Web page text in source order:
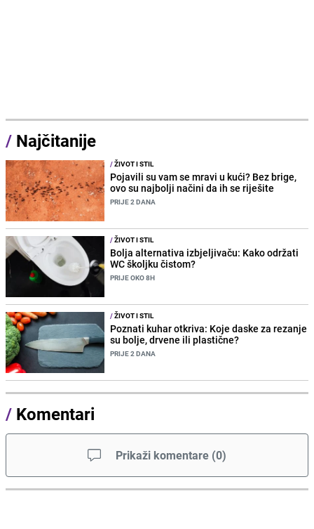
/ Najčitanije
/ŽIVOT I STIL
Pojavili su vam se mravi u kući? Bez brige,
ovo su najbolji načini da ih se riješite
PRIJE 2 DANA
/ŽIVOT I STIL
Bolja alternativa izbjeljivaču: Kako održati
WC školjku čistom?
PRIJE OKO 8H
/ŽIVOT I STIL
Poznati kuhar otkriva: Koje daske za rezanje
su bolje, drvene ili plastične?
PRIJE 2 DANA
/ Komentari
Prikaži komentare (0)